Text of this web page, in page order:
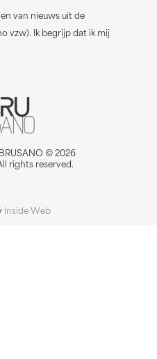
van nieuws uit de
vzw). Ik begrijp dat ik mij
© 2026
rights reserved.
Inside Web